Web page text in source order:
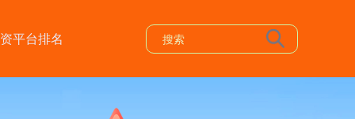
平台排名